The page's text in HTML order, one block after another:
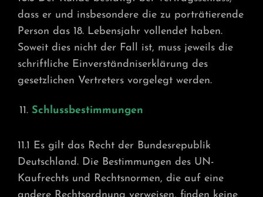
dass er und insbesondere die zu porträtierende
Person das 18. Lebensjahr vollendet haben.
Soweit dies nicht der Fall ist, muss jeweils die
schriftliche Einverständniserklärung des
gesetzlichen Vertreters vorgelegt werden.
Schlussbestimmungen
11.1 Es gilt das Recht der Bundesrepublik
Deutschland. Die Bestimmungen des UN-
Kaufrechts und Rechtsnormen, die auf eine
andere Rechtsordnung verweisen, finden keine